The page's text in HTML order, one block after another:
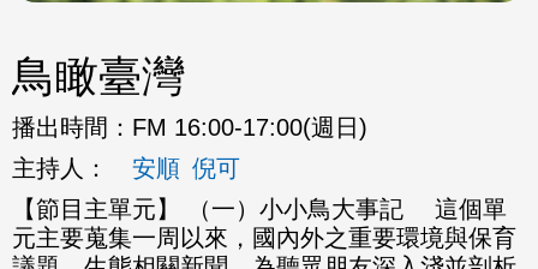
鳥瞰臺灣
播出時間： FM 16:00-17:00(週日)
主持人：
安順 倪可
【節目主單元】 （一）小小鳥大事記 這個單
元主要蒐集一周以來，國內外之重要環境與保育